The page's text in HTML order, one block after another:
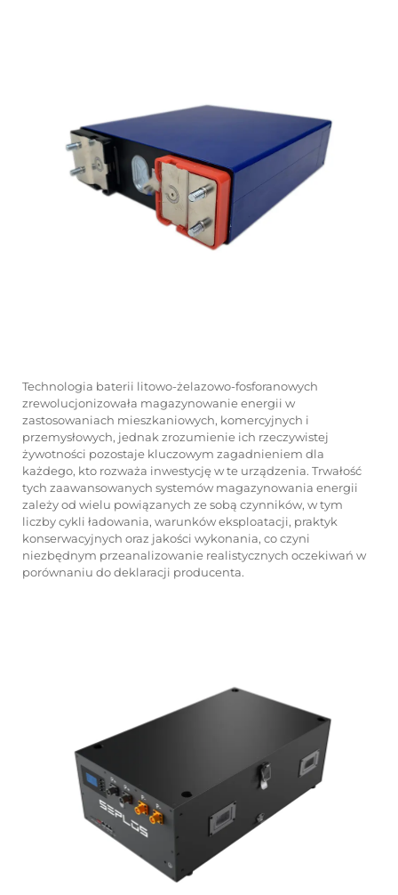
Technologia baterii litowo-żelazowo-fosforanowych
zrewolucjonizowała magazynowanie energii w
zastosowaniach mieszkaniowych, komercyjnych i
przemysłowych, jednak zrozumienie ich rzeczywistej
żywotności pozostaje kluczowym zagadnieniem dla
każdego, kto rozważa inwestycję w te urządzenia. Trwałość
tych zaawansowanych systemów magazynowania energii
zależy od wielu powiązanych ze sobą czynników, w tym
liczby cykli ładowania, warunków eksploatacji, praktyk
konserwacyjnych oraz jakości wykonania, co czyni
niezbędnym przeanalizowanie realistycznych oczekiwań w
porównaniu do deklaracji producenta.